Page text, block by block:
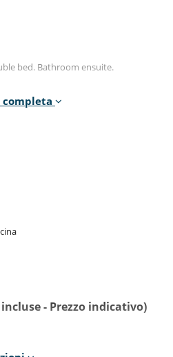
bed. Bathroom ensuite.
beds configurable as a double bed.
beds. Bathroom ensuite.
the residence. The inviting living
for convivial evenings. The modern,
such as table football and a
and relaxation.
completa
- Prezzo indicativo)